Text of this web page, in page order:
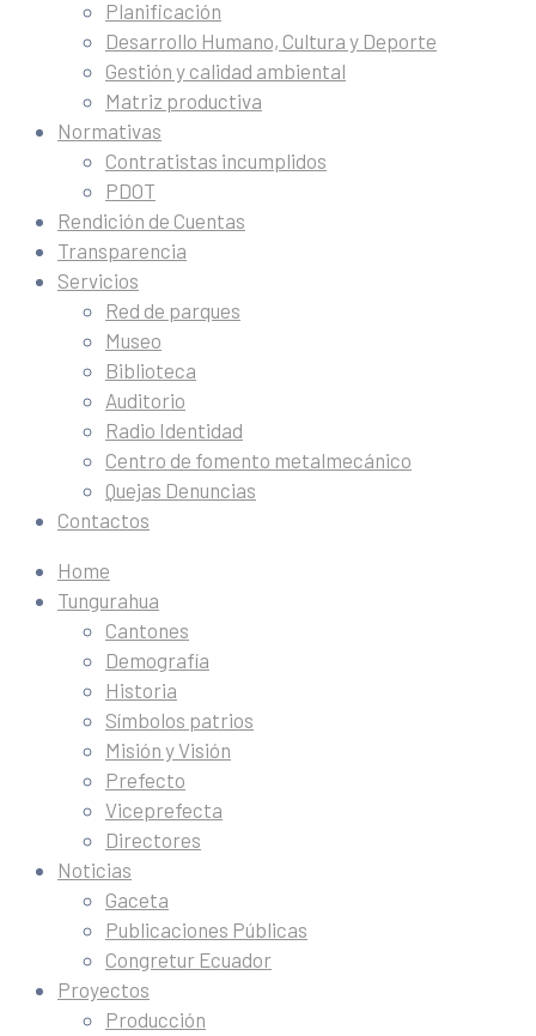
Planificación
Desarrollo Humano, Cultura y Deporte
Gestión y calidad ambiental
Matriz productiva
Normativas
Contratistas incumplidos
PDOT
Rendición de Cuentas
Transparencia
Servicios
Red de parques
Museo
Biblioteca
Auditorio
Radio Identidad
Centro de fomento metalmecánico
Quejas Denuncias
Contactos
Home
Tungurahua
Cantones
Demografía
Historia
Símbolos patrios
Misión y Visión
Prefecto
Viceprefecta
Directores
Noticias
Gaceta
Publicaciones Públicas
Congretur Ecuador
Proyectos
Producción